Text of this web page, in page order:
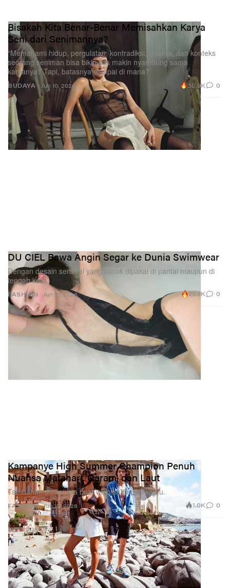
BUDAYA
Bisakah Kita Benar-Benar Memisahkan Karya
Seni dari Senimannya?
“Memahami hidup, pergulatan, kontradiksi, trauma, dan konteks
seorang seniman bisa bikin kita makin nyambung sama
karyanya.” Tapi, batasnya sampai di mana?
Jun 10, 2026 30.9K 0
FASHION
DU CIEL Bawa Angin Segar ke Dunia Swimwear
Dengan desain sensual yang cocok dipakai di pantai maupun di
tengah kota.
Jun 10, 2026 29.9K 0
FASHION
Kampanye High Summer Champion Penuh
Nuansa Matahari, Garam, dan Laut
Tambahan sempurna buat wishlist liburan kamu.
Jun 10, 2026 1.0K 0